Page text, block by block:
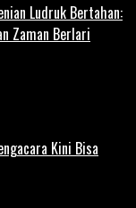
Ludruk Bertahan:
Zaman Berlari
Kini Bisa